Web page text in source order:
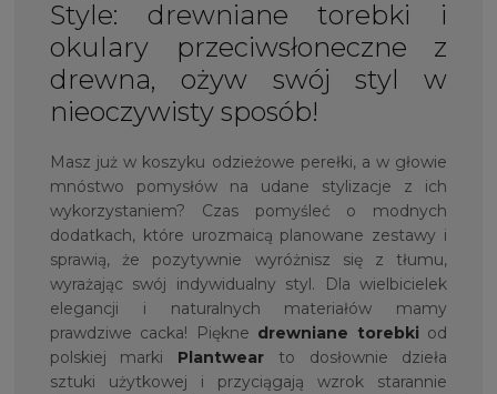
Style: drewniane torebki i
okulary przeciwsłoneczne z
drewna, ożyw swój styl w
nieoczywisty sposób!
Masz już w koszyku odzieżowe perełki, a w głowie
mnóstwo pomysłów na udane stylizacje z ich
wykorzystaniem? Czas pomyśleć o modnych
dodatkach, które urozmaicą planowane zestawy i
sprawią, że pozytywnie wyróżnisz się z tłumu,
wyrażając swój indywidualny styl. Dla wielbicielek
elegancji i naturalnych materiałów mamy
prawdziwe cacka! Piękne drewniane torebki od
polskiej marki Plantwear to dosłownie dzieła
sztuki użytkowej i przyciągają wzrok starannie